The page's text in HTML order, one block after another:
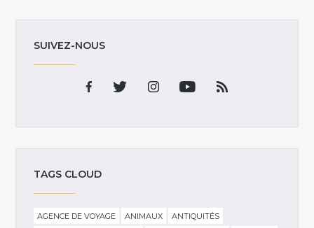
SUIVEZ-NOUS
TAGS CLOUD
AGENCE DE VOYAGE ANIMAUX
ANTIQUITÉS